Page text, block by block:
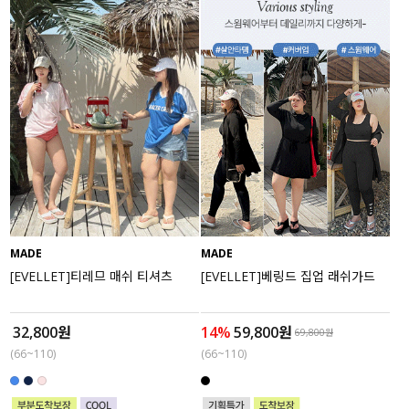
MADE
[EVELLET]티레므 매쉬 티셔츠
32,800원
(66~110)
MADE
[EVELLET]베링드 집업 래쉬가드
14%59,800원 69,800원
(66~110)